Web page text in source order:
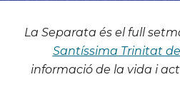
La Separata és el full
Santíssima Trinitat
informació de la vida i